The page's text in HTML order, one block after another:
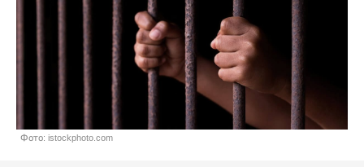
Фото: istockphoto.com